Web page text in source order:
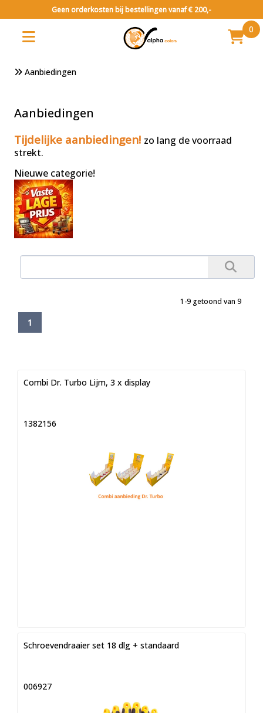
Geen orderkosten bij bestellingen vanaf € 200,-
0
Aanbiedingen
Aanbiedingen
Tijdelijke aanbiedingen! zo lang de voorraad
strekt.
Nieuwe categorie!
1-9 getoond van 9
1
Combi Dr. Turbo Lijm, 3 x display
1382156
Schroevendraaier set 18 dlg + standaard
006927